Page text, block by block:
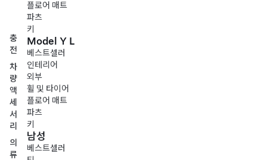
충
전
차
량
액
세
서
리
의
류
플로어 매트
파츠
키
Model Y L
베스트셀러
인테리어
외부
휠 및 타이어
플로어 매트
파츠
키
남성
베스트셀러